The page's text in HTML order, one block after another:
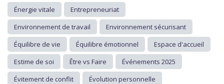
Énergie vitale
Entrepreneuriat
Environnement de travail
Environnement sécurisant
Équilibre de vie
Équilibre émotionnel
Espace d'accueil
Estime de soi
Être vs Faire
Événements 2025
Évitement de conflit
Évolution personnelle